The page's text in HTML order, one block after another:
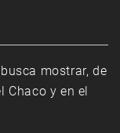
mostrar, de
Chaco y en el